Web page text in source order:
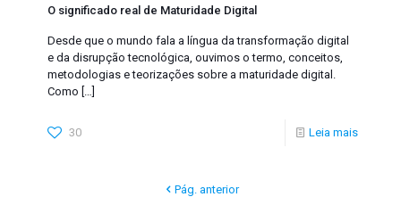
O significado real de Maturidade Digital
Desde que o mundo fala a língua da transformação digital
e da disrupção tecnológica, ouvimos o termo, conceitos,
metodologias e teorizações sobre a maturidade digital.
Como […]
30 Leia mais
Pág. anterior